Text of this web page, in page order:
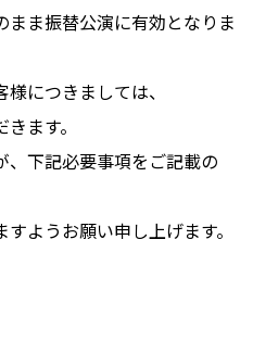
まま振替公演に有効となりま
につきましては、
ます。
、下記必要事項をご記載の
ようお願い申し上げます。